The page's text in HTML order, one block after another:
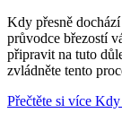
Kdy přesně
průvodce březostí
připravit na tuto
zvládněte tento
Přečtěte si více Kdy